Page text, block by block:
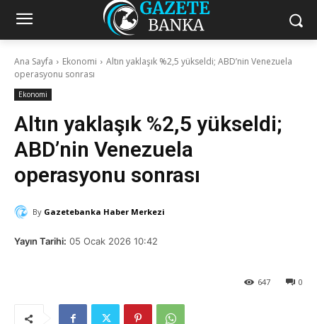
Ana Sayfa Ekonomi
Altın yaklaşık %2,5 yükseldi; ABD’nin Venezuela
operasyonu sonrası
Ekonomi
Altın yaklaşık %2,5 yükseldi;
ABD’nin Venezuela
operasyonu sonrası
By Gazetebanka Haber Merkezi
Yayın Tarihi: 05 Ocak 2026 10:42
0
647